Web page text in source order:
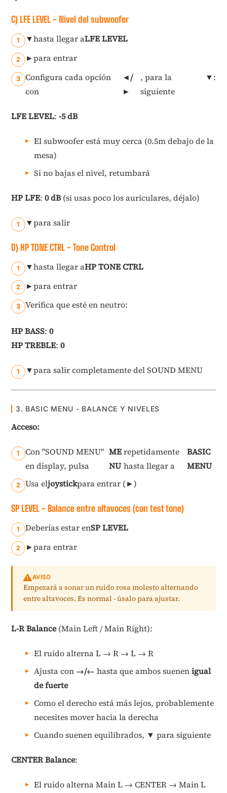
C) LFE LEVEL - Nivel del subwoofer
▼hasta llegar aLFE LEVEL
►para entrar
Configura cada opción
con
◄/
►
, para la
siguiente
▼:
LFE LEVEL: -5 dB
El subwoofer está muy cerca (0.5m debajo de la
mesa)
Si no bajas el nivel, retumbará
HP LFE: 0 dB(si usas poco los auriculares, déjalo)
▼para salir
D) HP TONE CTRL - Tone Control
▼hasta llegar aHP TONE CTRL
►para entrar
Verifica que esté en neutro:
HP BASS: 0
HP TREBLE: 0
▼para salir completamente del SOUND MENU
3. BASIC MENU - BALANCE Y NIVELES
Acceso:
Con "SOUND MENU"
en display, pulsa
ME
NU
repetidamente
hasta llegar a
BASIC
MENU
Usa eljoystickpara entrar (►)
SP LEVEL - Balance entre altavoces (con test tone)
Deberías estar enSP LEVEL
►para entrar
AVISO
Empezará a sonar un ruido rosa molesto alternando
entre altavoces. Es normal - úsalo para ajustar.
L-R Balance(Main Left / Main Right):
El ruido alterna L → R → L → R
Ajusta con →/← hasta que ambos suenenigual
de fuerte
Como el derecho está más lejos, probablemente
necesites mover hacia la derecha
Cuando suenen equilibrados, ▼ para siguiente
CENTER Balance:
El ruido alterna Main L → CENTER → Main L